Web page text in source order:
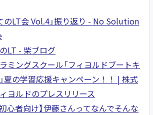
のLT会 Vol.4」振り返り - No Solution
LT - 柴ブログ
ミングスクール「フィヨルドブートキ
夏の学習応援キャンペーン！！ | 株式
ヨルドのプレスリリース
心者向け】伊藤さんってなんでそんな